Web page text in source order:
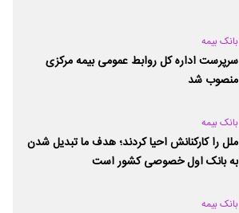
بانک بیمه
سرپرست اداره کل روابط عمومی بیمه مرکزی
منصوب شد
بانک بیمه
ملل را کارکنانش احیا کردند؛ هدف ما تبدیل شدن
به بانک اول خصوصی کشور است
بانک بیمه